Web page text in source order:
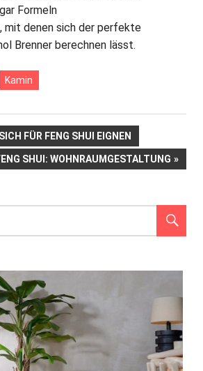
Formeln
mit denen sich der perfekte
Brenner berechnen lässt.
Kamin
FÜR FENG SHUI EIGNEN
SHUI: WOHNRAUMGESTALTUNG